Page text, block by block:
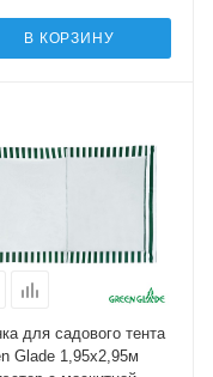
В КОРЗИНУ
для садового тента
Glade 1,95х2,95м